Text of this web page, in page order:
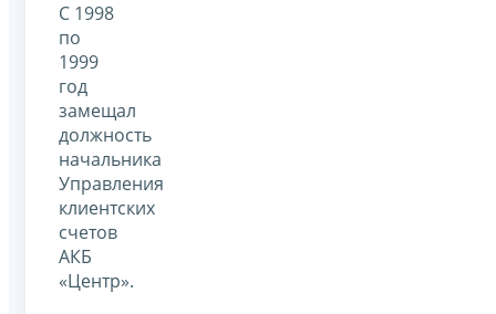
С 1998
по
1999
год
замещал
должность
начальника
Управления
клиентских
счетов
АКБ
«Центр».